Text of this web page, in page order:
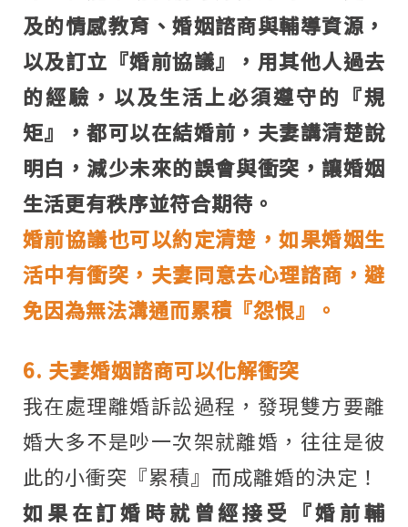
及的情感教育、婚姻諮商與輔導資源，
以及訂立『婚前協議』，用其他人過去
的經驗，以及生活上必須遵守的『規
矩』，都可以在結婚前，夫妻講清楚說
明白，減少未來的誤會與衝突，讓婚姻
生活更有秩序並符合期待。
婚前協議也可以約定清楚，如果婚姻生
活中有衝突，夫妻同意去心理諮商，避
免因為無法溝通而累積『怨恨』。
6. 夫妻婚姻諮商可以化解衝突
我在處理離婚訴訟過程，發現雙方要離
婚大多不是吵一次架就離婚，往往是彼
此的小衝突『累積』而成離婚的決定！
如果在訂婚時就曾經接受『婚前輔